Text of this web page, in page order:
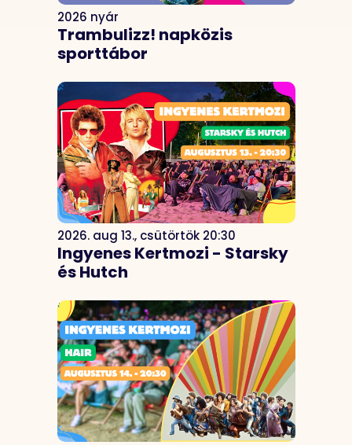
2026 nyár
Trambulizz! napközis
sporttábor
2026. aug 13., csütörtök 20:30
Ingyenes Kertmozi - Starsky
és Hutch